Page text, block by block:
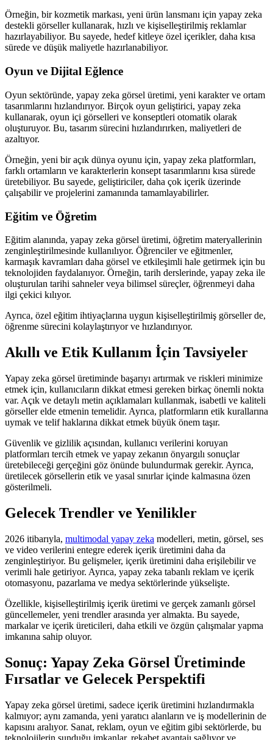
Örneğin, bir kozmetik markası, yeni ürün lansmanı için yapay zeka
destekli görseller kullanarak, hızlı ve kişiselleştirilmiş reklamlar
hazırlayabiliyor. Bu sayede, hedef kitleye özel içerikler, daha kısa
sürede ve düşük maliyetle hazırlanabiliyor.
Oyun ve Dijital Eğlence
Oyun sektöründe, yapay zeka görsel üretimi, yeni karakter ve ortam
tasarımlarını hızlandırıyor. Birçok oyun geliştirici, yapay zeka
kullanarak, oyun içi görselleri ve konseptleri otomatik olarak
oluşturuyor. Bu, tasarım sürecini hızlandırırken, maliyetleri de
azaltıyor.
Örneğin, yeni bir açık dünya oyunu için, yapay zeka platformları,
farklı ortamların ve karakterlerin konsept tasarımlarını kısa sürede
üretebiliyor. Bu sayede, geliştiriciler, daha çok içerik üzerinde
çalışabilir ve projelerini zamanında tamamlayabilirler.
Eğitim ve Öğretim
Eğitim alanında, yapay zeka görsel üretimi, öğretim materyallerinin
zenginleştirilmesinde kullanılıyor. Öğrenciler ve eğitmenler,
karmaşık kavramları daha görsel ve etkileşimli hale getirmek için bu
teknolojiden faydalanıyor. Örneğin, tarih derslerinde, yapay zeka ile
oluşturulan tarihi sahneler veya bilimsel süreçler, öğrenmeyi daha
ilgi çekici kılıyor.
Ayrıca, özel eğitim ihtiyaçlarına uygun kişiselleştirilmiş görseller de,
öğrenme sürecini kolaylaştırıyor ve hızlandırıyor.
Akıllı ve Etik Kullanım İçin Tavsiyeler
Yapay zeka görsel üretiminde başarıyı artırmak ve riskleri minimize
etmek için, kullanıcıların dikkat etmesi gereken birkaç önemli nokta
var. Açık ve detaylı metin açıklamaları kullanmak, isabetli ve kaliteli
görseller elde etmenin temelidir. Ayrıca, platformların etik kurallarına
uymak ve telif haklarına dikkat etmek büyük önem taşır.
Güvenlik ve gizlilik açısından, kullanıcı verilerini koruyan
platformları tercih etmek ve yapay zekanın önyargılı sonuçlar
üretebileceği gerçeğini göz önünde bulundurmak gerekir. Ayrıca,
üretilecek görsellerin etik ve yasal sınırlar içinde kalmasına özen
gösterilmeli.
Gelecek Trendler ve Yenilikler
2026 itibarıyla, multimodal yapay zeka modelleri, metin, görsel, ses
ve video verilerini entegre ederek içerik üretimini daha da
zenginleştiriyor. Bu gelişmeler, içerik üretimini daha erişilebilir ve
verimli hale getiriyor. Ayrıca, yapay zeka tabanlı reklam ve içerik
otomasyonu, pazarlama ve medya sektörlerinde yükselişte.
Özellikle, kişiselleştirilmiş içerik üretimi ve gerçek zamanlı görsel
güncellemeler, yeni trendler arasında yer almakta. Bu sayede,
markalar ve içerik üreticileri, daha etkili ve özgün çalışmalar yapma
imkanına sahip oluyor.
Sonuç: Yapay Zeka Görsel Üretiminde
Fırsatlar ve Gelecek Perspektifi
Yapay zeka görsel üretimi, sadece içerik üretimini hızlandırmakla
kalmıyor; aynı zamanda, yeni yaratıcı alanların ve iş modellerinin de
kapısını aralıyor. Sanat, reklam, oyun ve eğitim gibi sektörlerde, bu
teknolojilerin sunduğu imkanlar, rekabet avantajı sağlıyor ve